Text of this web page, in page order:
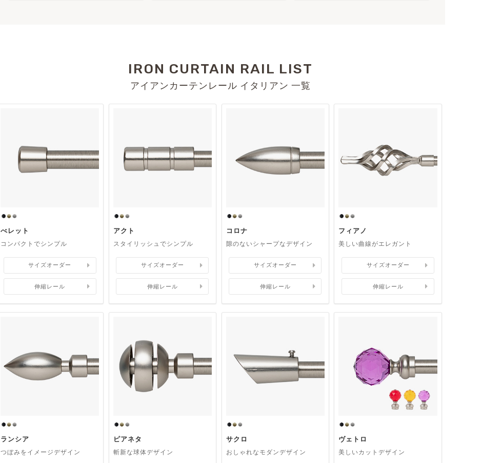
IRON CURTAIN RAIL LIST
アイアンカーテンレール イタリアン 一覧
べレット
コンパクトでシンプル
サイズオーダー
伸縮レール
アクト
スタイリッシュでシンプル
サイズオーダー
伸縮レール
コロナ
隙のないシャープなデザイン
サイズオーダー
伸縮レール
フィアノ
美しい曲線がエレガント
サイズオーダー
伸縮レール
ランシア
つぼみをイメージデザイン
ピアネタ
斬新な球体デザイン
サクロ
おしゃれなモダンデザイン
ヴェトロ
美しいカットデザイン